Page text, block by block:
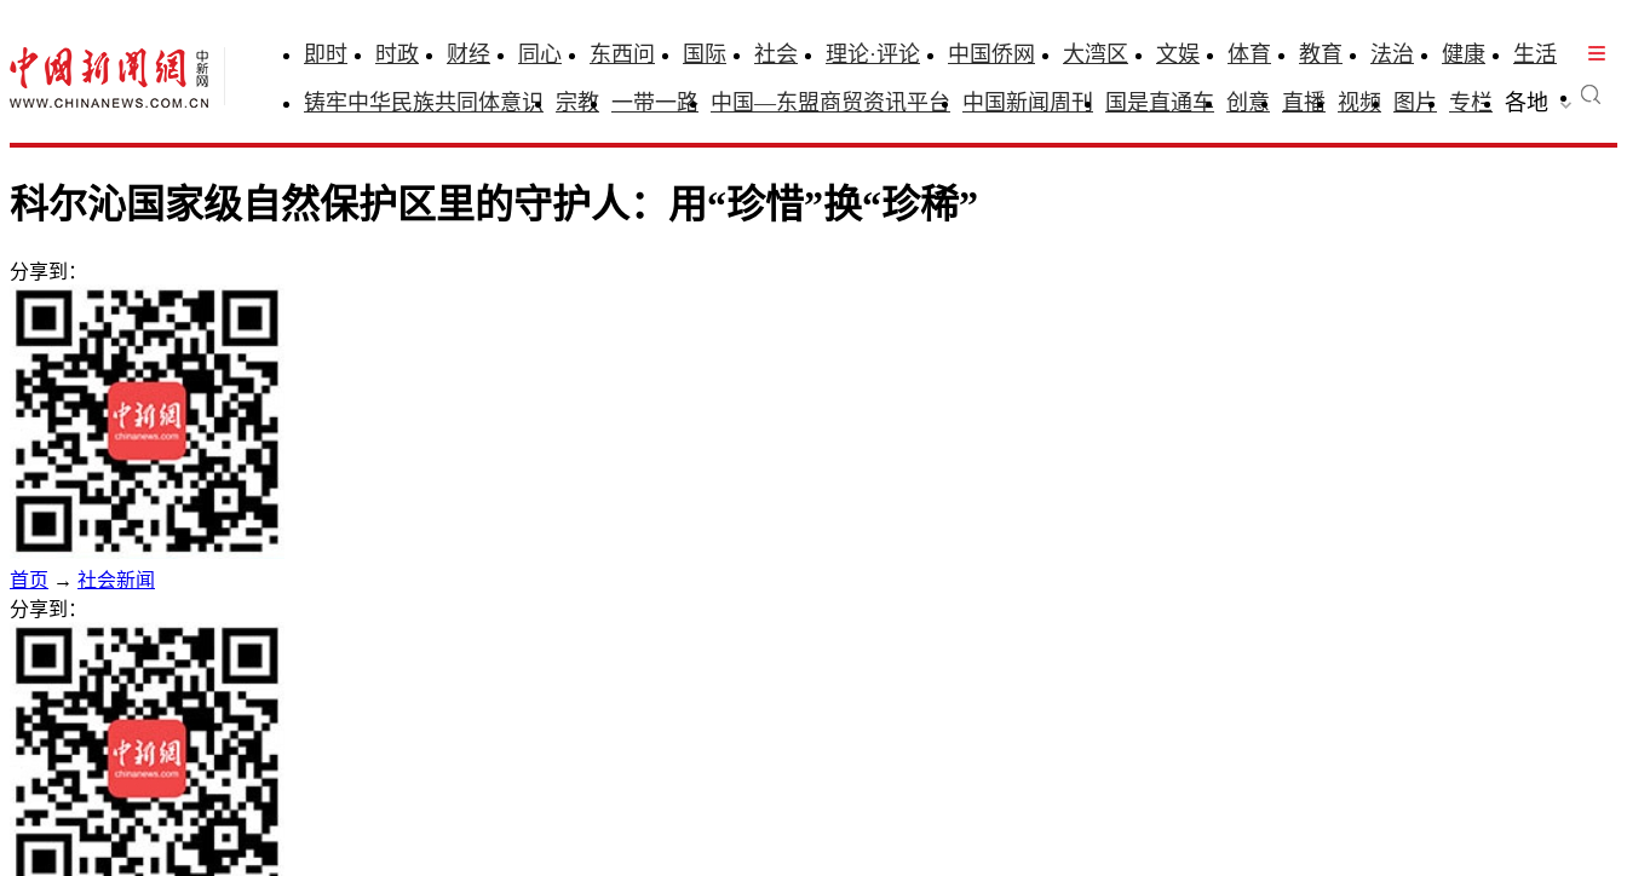
即时 时政 财经 同心 东西问 国际 社会 理论·评论 中国侨网 大湾区 文娱 体育 教育 法治 健康
生活
铸牢中华民族共同体意识 宗教 一带一路 中国—东盟商贸资讯平台 中国新闻周刊 国是直通车 创意 直播 视频 图片 专栏 各地
科尔沁国家级自然保护区里的守护人：用“珍惜”换“珍稀”
分享到：
首页 → 社会新闻
分享到：